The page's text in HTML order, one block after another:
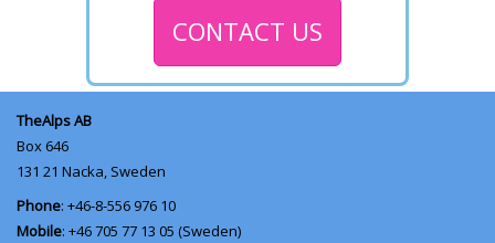
CONTACT US
TheAlps AB
Box 646
131 21 Nacka, Sweden
Phone: +46-8-556 976 10
Mobile: +46 705 77 13 05 (Sweden)